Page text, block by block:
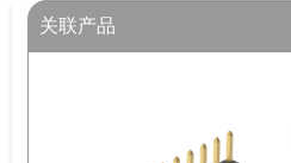
关联产品